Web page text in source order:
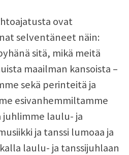
ovat
selventäneet näin:
sitä, mikä meitä
maailman kansoista –
sekä perinteitä ja
esivanhemmiltamme
juhlimme laulu- ja
ja tanssi lumoaa ja
laulu- ja tanssijuhlaan